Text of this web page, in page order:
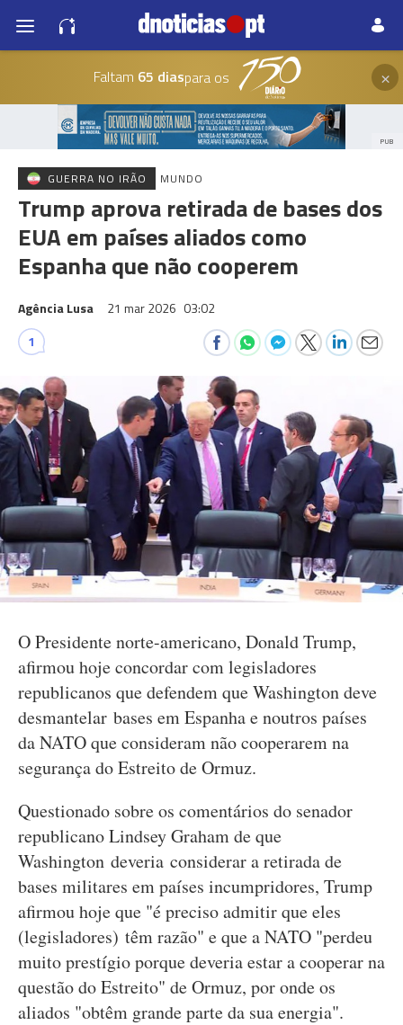
Faltam 65 diaspara os ×
PUB
GUERRA NO IRÃO MUNDO
Trump aprova retirada de bases dos
EUA em países aliados como
Espanha que não cooperem
Agência Lusa 21 mar 2026 03:02
1
O Presidente norte-americano, Donald Trump,
afirmou hoje concordar com legisladores
republicanos que defendem que Washington deve
desmantelar bases em Espanha e noutros países
da NATO que consideram não cooperarem na
segurança do Estreito de Ormuz.
Questionado sobre os comentários do senador
republicano Lindsey Graham de que
Washington deveria considerar a retirada de
bases militares em países incumpridores, Trump
afirmou hoje que "é preciso admitir que eles
(legisladores) têm razão" e que a NATO "perdeu
muito prestígio porque deveria estar a cooperar na
questão do Estreito" de Ormuz, por onde os
aliados "obtêm grande parte da sua energia".